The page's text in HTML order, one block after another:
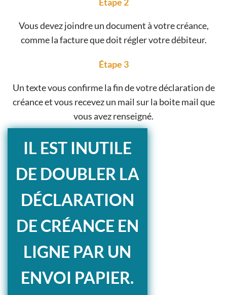
Vous devez joindre un document à votre créance,
comme la facture que doit régler votre débiteur.
Étape 3
Un texte vous confirme la fin de votre déclaration de
créance et vous recevez un mail sur la boite mail que
vous avez renseigné.
IL EST INUTILE
DE DOUBLER LA
DÉCLARATION
DE CRÉANCE EN
LIGNE PAR UN
ENVOI PAPIER.